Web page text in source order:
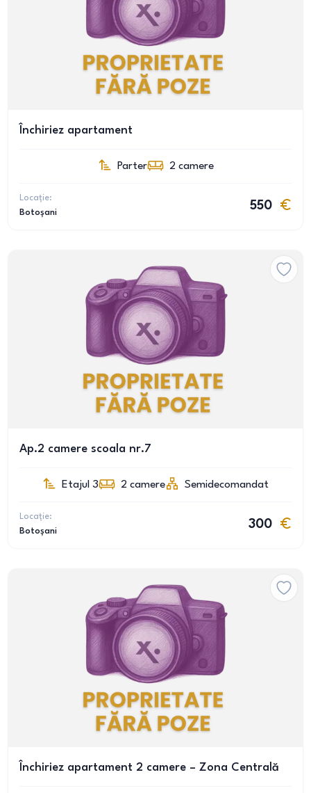
Închiriez apartament
Parter 2 camere
Locație:
Botoșani
550
Ap.2 camere scoala nr.7
Etajul 3 2 camere Semidecomandat
Locație:
Botoșani
300
Închiriez apartament 2 camere – Zona Centrală